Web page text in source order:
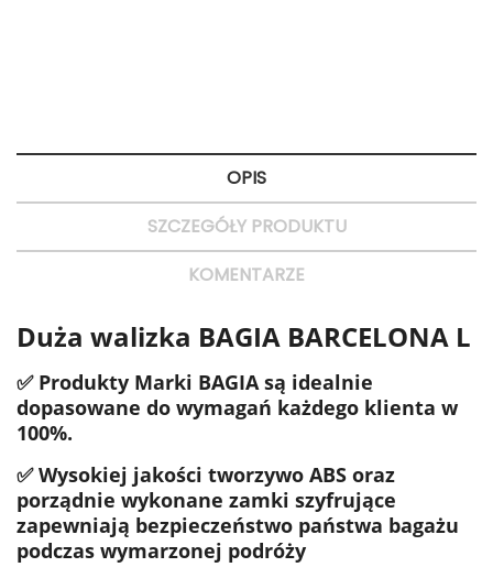
OPIS
SZCZEGÓŁY PRODUKTU
KOMENTARZE
Duża walizka BAGIA BARCELONA L
✅ Produkty Marki BAGIA są idealnie
dopasowane do wymagań każdego klienta w
100%.
✅ Wysokiej jakości tworzywo ABS oraz
porządnie wykonane zamki szyfrujące
zapewniają bezpieczeństwo państwa bagażu
podczas wymarzonej podróży